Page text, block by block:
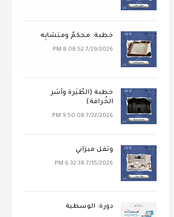
خطبة: محكَمٌ ومتشابِه
7/29/2026 8:08:52 PM
خطبة (الطِّيَرة وأَسْر
الخُرافة)
7/22/2026 9:50:08 PM
وثقل ميزاني
7/15/2026 6:32:38 PM
دورة: الوسطية